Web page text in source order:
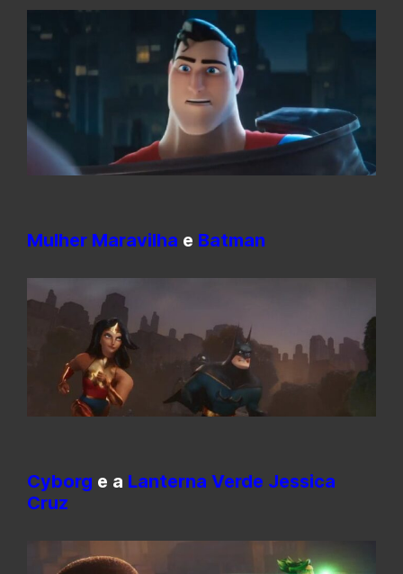
Mulher Maravilha e Batman
Cyborg e a Lanterna Verde Jessica
Cruz